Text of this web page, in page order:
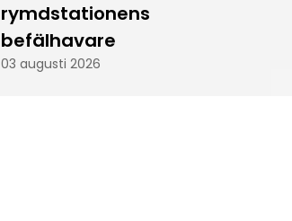
rymdstationens
befälhavare
03 augusti 2026